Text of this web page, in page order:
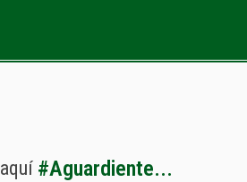
aquí #Aguardiente...